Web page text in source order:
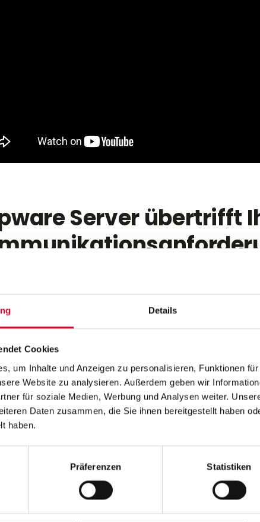
Details
Cookies
um Inhalte und Anzeigen zu personalisieren, Funktionen
Website zu analysieren. Außerdem geben wir
für soziale Medien, Werbung und Analysen weiter.
Daten zusammen, die Sie ihnen bereitgestellt haben
haben.
Präferenzen Statistiken
Server übertrifft
Systemen oder Cloud Applikationen. Das erfüllt die
und Zentralisierung im gesamten
den Zugriff auf kritische Produktionsdaten.
Standardisierte